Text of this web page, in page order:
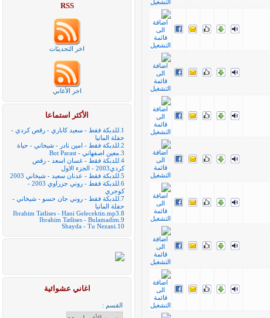
RSS
اخر التحديثات
اخر الأغاني
الأكثر استماعا
1. للدبكة فقط - سعيد كاباري - رقص كردي -
حفلة المانيا
2. للدبكة فقط - امين نادر - شيخاني - حياة
3. معين اصفهاني - Bot Parast
4. للدبكة فقط - غسان اسعد - رقص
كردي2003 - الجزء الاول
5. للدبكة فقط - عدنان سعيد - شيخاني 2003
6.
للدبكة فقط - روني جزراوي 2003 -
كوجري
7. للدبكة فقط - روني جان حسو - شيخاني -
حفلة المانيا
8.
Ibrahim Tatlises - Hani Gelecektin.mp3
9.
Ibrahim Tatlises - Bulamadim
10.
Shayda - Tu Nezani
اغاني عشوائية
القسم :